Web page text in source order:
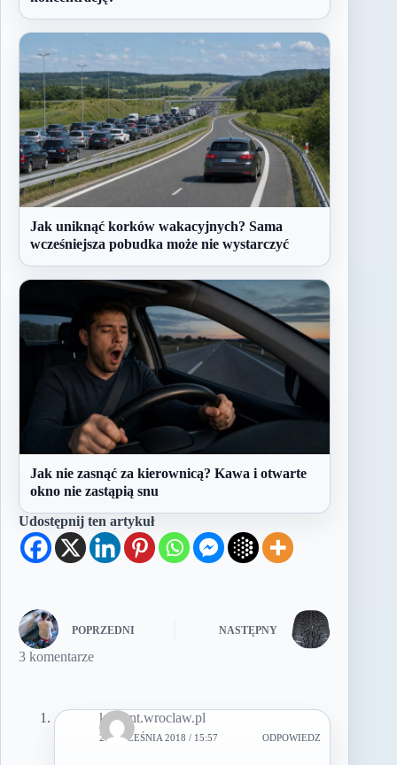
Jak uniknąć korków wakacyjnych? Sama
wcześniejsza pobudka może nie wystarczyć
Jak nie zasnąć za kierownicą? Kawa i otwarte
okno nie zastąpią snu
Udostępnij ten artykuł
POPRZEDNI NASTĘPNY
3 komentarze
kursant.wroclaw.pl
20 WRZEŚNIA 2018 / 15:57 ODPOWIEDZ